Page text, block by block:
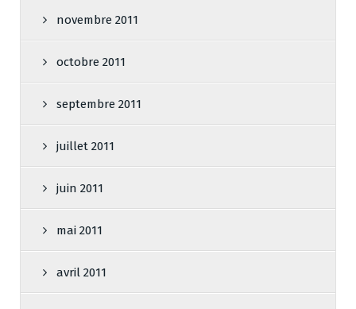
novembre 2011
octobre 2011
septembre 2011
juillet 2011
juin 2011
mai 2011
avril 2011